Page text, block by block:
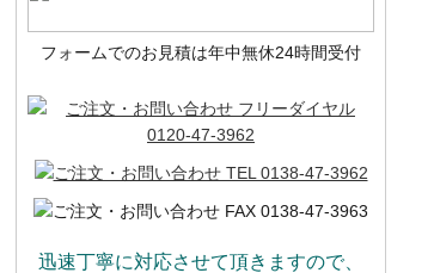
フォームでのお見積は年中無休24時間受付
迅速丁寧に対応させて頂きますので、